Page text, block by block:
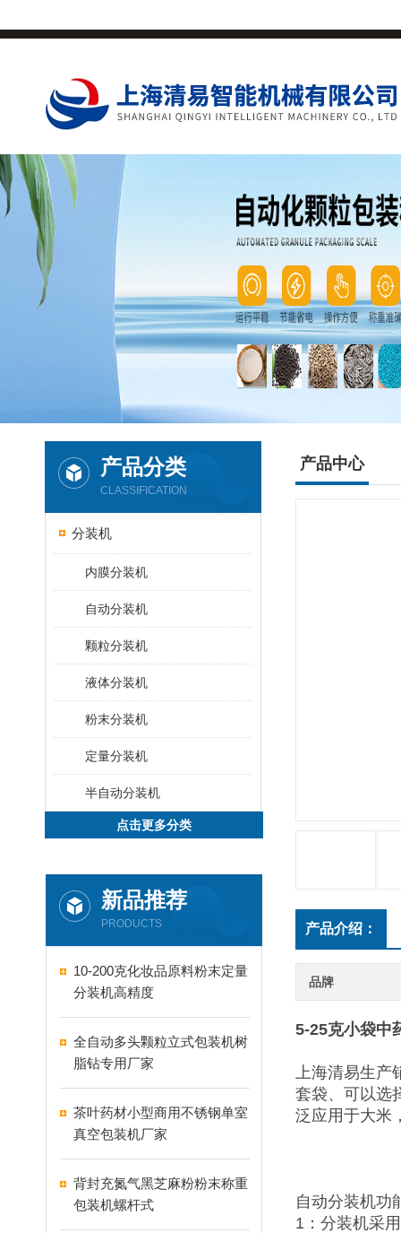
产品分类
CLASSIFICATION
分装机
内膜分装机
自动分装机
颗粒分装机
液体分装机
粉末分装机
定量分装机
半自动分装机
点击更多分类
新品推荐
PRODUCTS
10-200克化妆品原料粉末定量
分装机高精度
全自动多头颗粒立式包装机树
脂钻专用厂家
茶叶药材小型商用不锈钢单室
真空包装机厂家
背封充氮气黑芝麻粉粉末称重
包装机螺杆式
产品中心
产品介绍：
品牌
5-25克小袋中
上海清易生产
套袋、可以选
泛应用于大米
自动分装机功
1：分装机采